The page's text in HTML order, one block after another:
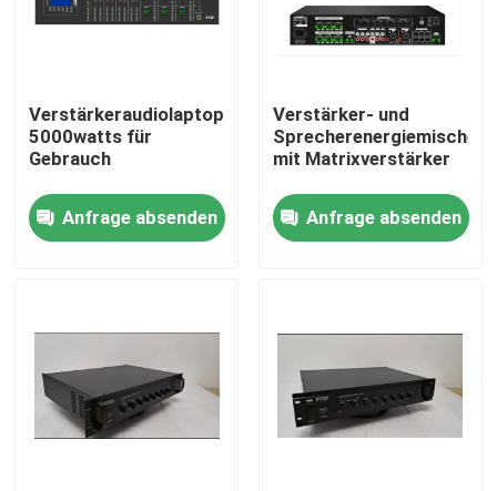
Fabrik-Ausflug
Qualitätskontrolle
Nachrichten
Fälle
Verstärkeraudiolaptopverstärker
5000watts für
Gebrauch
Anfrage absenden
Verstärker- und
Sprecherenergiemischer
mit Matrixverstärker
Anfrage absenden